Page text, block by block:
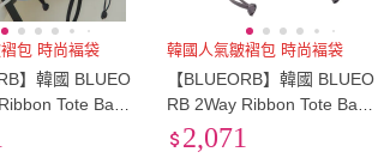
包 時尚褔袋
】韓國 BLUEO
Tote Bag
型托特包 肩背包
韓國人氣皺褶包 時尚褔袋
【BLUEORB】韓國 BLUEO
RB 2Way Ribbon Tote Bag
時尚褔袋造型托特包 肩背包
2,071